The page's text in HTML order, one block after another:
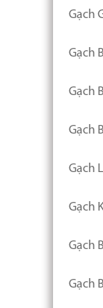
Gạch
Gạch
Gạch
Gạch
Gạch
Gạch
Gạch
Gạch